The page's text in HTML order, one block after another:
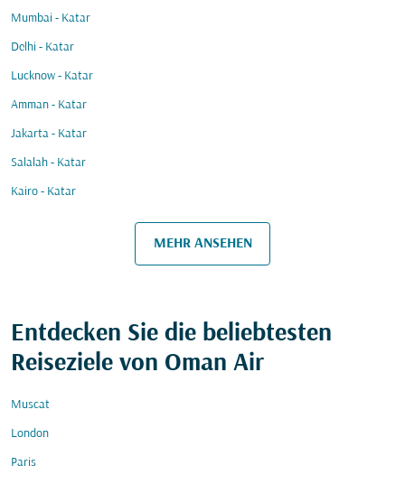
Mumbai - Katar
Delhi - Katar
Lucknow - Katar
Amman - Katar
Jakarta - Katar
Salalah - Katar
Kairo - Katar
MEHR ANSEHEN
Entdecken Sie die beliebtesten
Reiseziele von Oman Air
Muscat
London
Paris